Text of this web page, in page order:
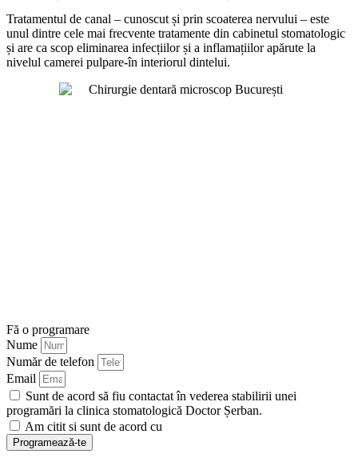
Tratamentul de canal – cunoscut și prin scoaterea nervului – este
unul dintre cele mai frecvente tratamente din cabinetul stomatologic
și are ca scop eliminarea infecțiilor și a inflamațiilor apărute la
nivelul camerei pulpare-în interiorul dintelui.
Fă o programare
Nume
Număr de telefon
Email
Sunt de acord să fiu contactat în vederea stabilirii unei
programări la clinica stomatologică Doctor Șerban.
Am citit si sunt de acord cu
Programează-te